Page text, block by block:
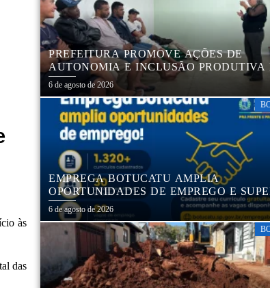
às
das
PREFEITURA PROMOVE AÇÕES DE
AUTONOMIA E INCLUSÃO PRODUTIVA
CENTRO POP VIDA
6 de agosto de 2026
EMPREGA BOTUCATU AMPLIA
OPORTUNIDADES DE EMPREGO E
1,3 MIL CURRÍCULOS CADASTRADOS
6 de agosto de 2026